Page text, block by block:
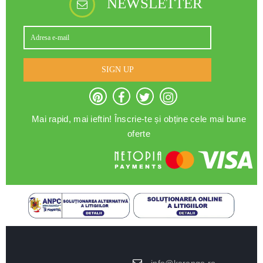
NEWSLETTER
SIGN UP
Mai rapid, mai ieftin! Înscrie-te și obține cele mai bune
oferte